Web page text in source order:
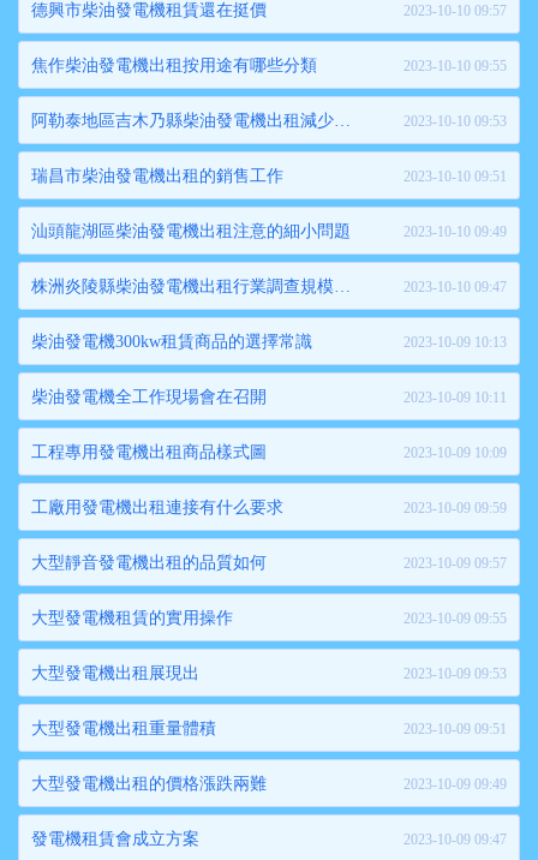
德興市柴油發電機租賃還在挺價 2023-10-10 09:57
焦作柴油發電機出租按用途有哪些分類 2023-10-10 09:55
阿勒泰地區吉木乃縣柴油發電機出租減少空冷器的能力 2023-10-10 09:53
瑞昌市柴油發電機出租的銷售工作 2023-10-10 09:51
汕頭龍湖區柴油發電機出租注意的細小問題 2023-10-10 09:49
株洲炎陵縣柴油發電機出租行業調查規模擴大 2023-10-10 09:47
柴油發電機300kw租賃商品的選擇常識 2023-10-09 10:13
柴油發電機全工作現場會在召開 2023-10-09 10:11
工程專用發電機出租商品樣式圖 2023-10-09 10:09
工廠用發電機出租連接有什么要求 2023-10-09 09:59
大型靜音發電機出租的品質如何 2023-10-09 09:57
大型發電機租賃的實用操作 2023-10-09 09:55
大型發電機出租展現出 2023-10-09 09:53
大型發電機出租重量體積 2023-10-09 09:51
大型發電機出租的價格漲跌兩難 2023-10-09 09:49
發電機租賃會成立方案 2023-10-09 09:47